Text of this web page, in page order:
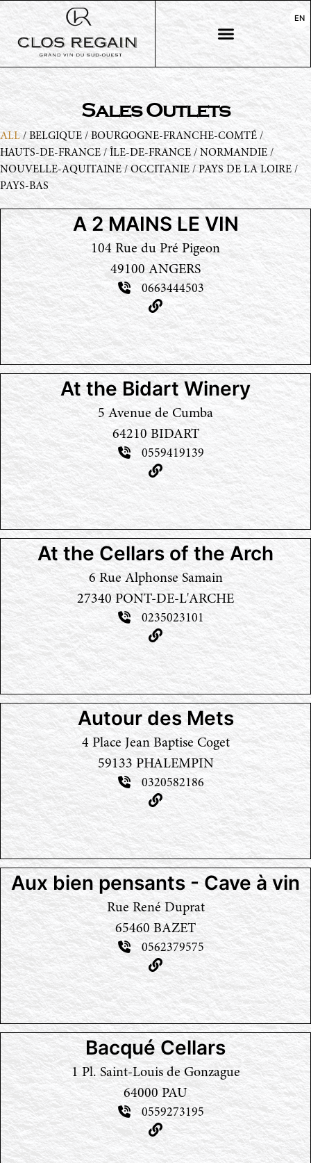
EN
Sales Outlets
ALL / BELGIQUE / BOURGOGNE-FRANCHE-COMTÉ /
HAUTS-DE-FRANCE / ÎLE-DE-FRANCE / NORMANDIE /
NOUVELLE-AQUITAINE / OCCITANIE / PAYS DE LA LOIRE /
PAYS-BAS
A 2 MAINS LE VIN
104 Rue du Pré Pigeon
49100 ANGERS
0663444503
At the Bidart Winery
5 Avenue de Cumba
64210 BIDART
0559419139
At the Cellars of the Arch
6 Rue Alphonse Samain
27340 PONT-DE-L'ARCHE
0235023101
Autour des Mets
4 Place Jean Baptise Coget
59133 PHALEMPIN
0320582186
Aux bien pensants - Cave à vin
Rue René Duprat
65460 BAZET
0562379575
Bacqué Cellars
1 Pl. Saint-Louis de Gonzague
64000 PAU
0559273195